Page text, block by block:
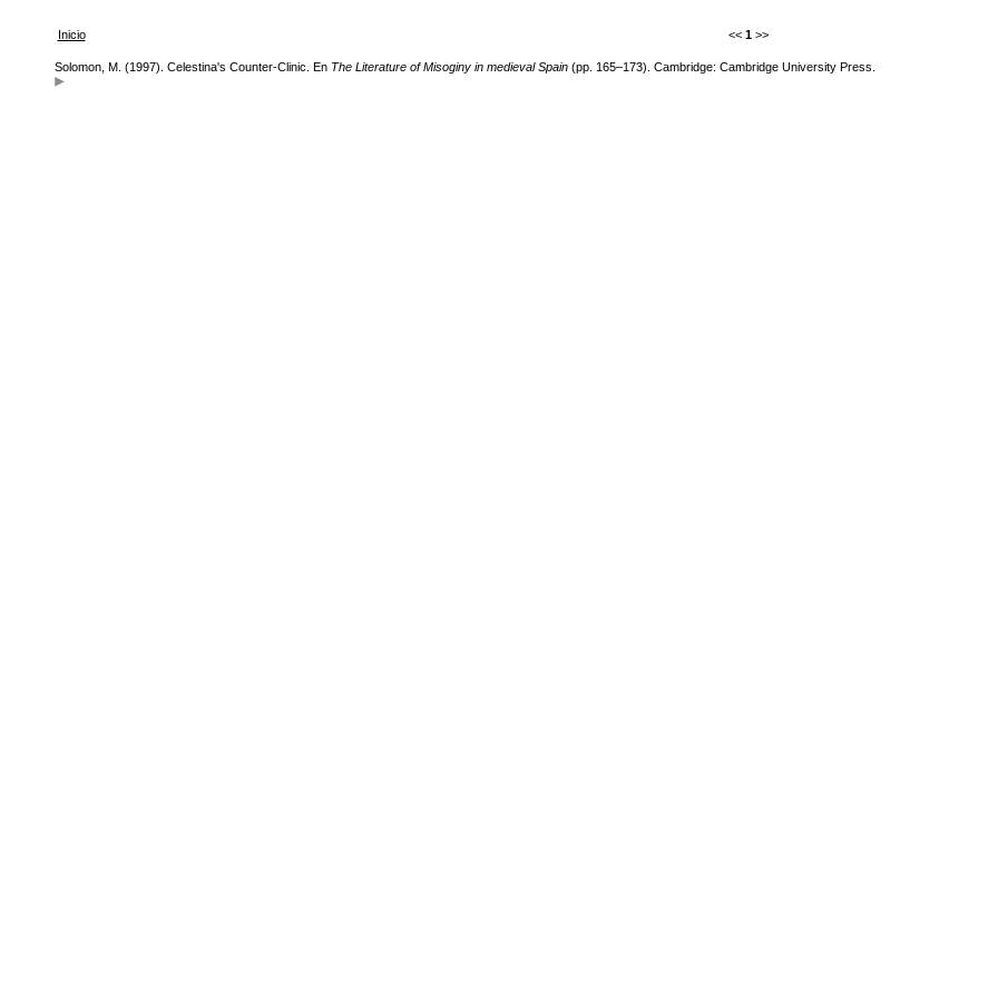
Inicio << 1 >>
Solomon, M. (1997). Celestina's Counter-Clinic. En The Literature of Misoginy in medieval Spain(pp. 165–173). Cambridge: Cambridge University Press.